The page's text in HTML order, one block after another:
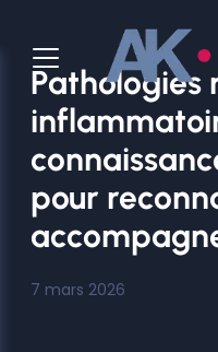
contenu
Pathologies
pour
7 mars 2026